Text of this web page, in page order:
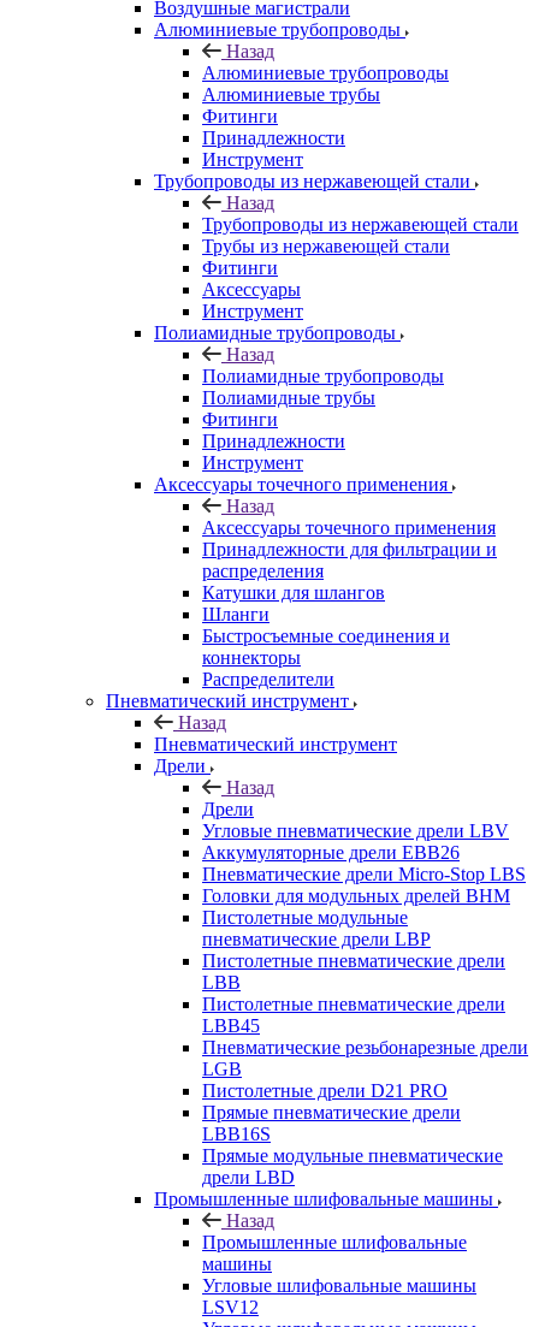
Воздушные магистрали
Алюминиевые трубопроводы
Назад
Алюминиевые трубопроводы
Алюминиевые трубы
Фитинги
Принадлежности
Инструмент
Трубопроводы из нержавеющей стали
Назад
Трубопроводы из нержавеющей стали
Трубы из нержавеющей стали
Фитинги
Аксессуары
Инструмент
Полиамидные трубопроводы
Назад
Полиамидные трубопроводы
Полиамидные трубы
Фитинги
Принадлежности
Инструмент
Аксессуары точечного применения
Назад
Аксессуары точечного применения
Принадлежности для фильтрации и
распределения
Катушки для шлангов
Шланги
Быстросъемные соединения и
коннекторы
Распределители
Пневматический инструмент
Назад
Пневматический инструмент
Дрели
Назад
Дрели
Угловые пневматические дрели LBV
Аккумуляторные дрели EBB26
Пневматические дрели Micro-Stop LBS
Головки для модульных дрелей BHM
Пистолетные модульные
пневматические дрели LBP
Пистолетные пневматические дрели
LBB
Пистолетные пневматические дрели
LBB45
Пневматические резьбонарезные дрели
LGB
Пистолетные дрели D21 PRO
Прямые пневматические дрели
LBB16S
Прямые модульные пневматические
дрели LBD
Промышленные шлифовальные машины
Назад
Промышленные шлифовальные
машины
Угловые шлифовальные машины
LSV12